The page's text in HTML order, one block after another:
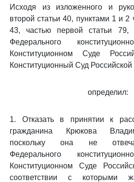
Исходя из изложенного и
второй статьи 40, пунктами 1 и 2
43, частью первой статьи
Федерального
Конституционном Суде
Конституционный Суд
определил:
1. Отказать в принятии к
гражданина Крюкова
поскольку она не
Федерального
Конституционном Суде
соответствии с которыми